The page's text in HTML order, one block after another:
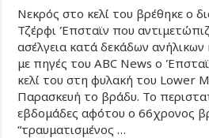
Νεκρός στο κελί του βρέθηκε ο
Τζέρφι Έπσταϊν που
ασέλγεια κατά δεκάδων
με πηγές του ABC News ο
κελί του στη φυλακή του Lower
Παρασκευή το βράδυ. Το
εβδομάδες αφότου ο 66χρονος
“τραυματισμένος …